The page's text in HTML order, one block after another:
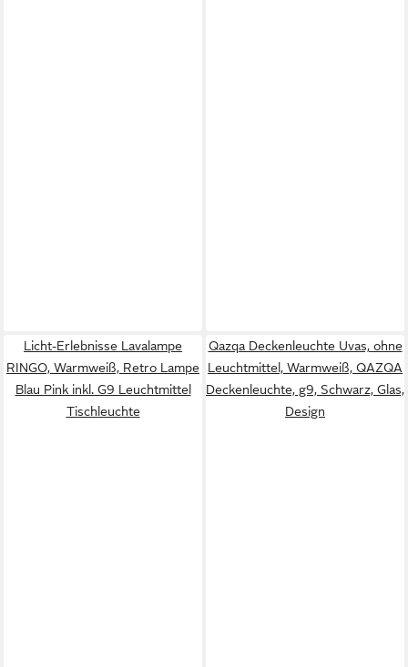
Licht-Erlebnisse Lavalampe
RINGO, Warmweiß, Retro Lampe
Blau Pink inkl. G9 Leuchtmittel
Tischleuchte
Qazqa Deckenleuchte Uvas, ohne
Leuchtmittel, Warmweiß, QAZQA
Deckenleuchte, g9, Schwarz, Glas,
Design